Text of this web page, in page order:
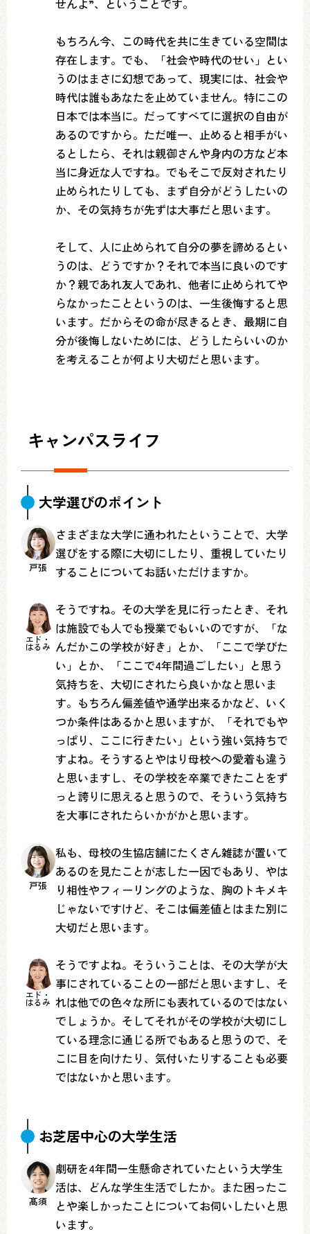
せんよ”、ということです。
もちろん今、この時代を共に生きている空間は
存在します。でも、「社会や時代のせい」とい
うのはまさに幻想であって、現実には、社会や
時代は誰もあなたを止めていません。特にこの
日本では本当に。だってすべてに選択の自由が
あるのですから。ただ唯一、止めると相手がい
るとしたら、それは親御さんや身内の方など本
当に身近な人ですね。でもそこで反対されたり
止められたりしても、まず自分がどうしたいの
か、その気持ちが先ずは大事だと思います。
そして、人に止められて自分の夢を諦めるとい
うのは、どうですか？それで本当に良いのです
か？親であれ友人であれ、他者に止められてや
らなかったことというのは、一生後悔すると思
います。だからその命が尽きるとき、最期に自
分が後悔しないためには、どうしたらいいのか
を考えることが何より大切だと思います。
キャンパスライフ
大学選びのポイント
戸張
さまざまな大学に通われたということで、大学
選びをする際に大切にしたり、重視していたり
することについてお話いただけますか。
エド・
はるみ
そうですね。その大学を見に行ったとき、それ
は施設でも人でも授業でもいいのですが、「な
んだかこの学校が好き」とか、「ここで学びた
い」とか、「ここで4年間過ごしたい」と思う
気持ちを、大切にされたら良いかなと思いま
す。もちろん偏差値や通学出来るかなど、いく
つか条件はあるかと思いますが、「それでもや
っぱり、ここに行きたい」という強い気持ちで
すよね。そうするとやはり母校への愛着も違う
と思いますし、その学校を卒業できたことをず
っと誇りに思えると思うので、そういう気持ち
を大事にされたらいかがかと思います。
戸張
私も、母校の生協店舗にたくさん雑誌が置いて
あるのを見たことが志した一因でもあり、やは
り相性やフィーリングのような、胸のトキメキ
じゃないですけど、そこは偏差値とはまた別に
大切だと思います。
エド・
はるみ
そうですよね。そういうことは、その大学が大
事にされていることの一部だと思いますし、そ
れは他での色々な所にも表れているのではない
でしょうか。そしてそれがその学校が大切にし
ている理念に通じる所でもあると思うので、そ
こに目を向けたり、気付いたりすることも必要
ではないかと思います。
お芝居中心の大学生活
髙須
劇研を4年間一生懸命されていたという大学生
活は、どんな学生生活でしたか。また困ったこ
とや楽しかったことについてお伺いしたいと思
います。